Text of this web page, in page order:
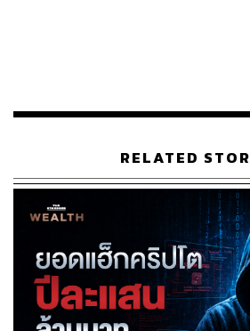
เห็นข้อความคำเตือนได้อย่างชัดเจน พ
ประเมินความเหมาะสมในการลงทุน แ
กำหนดสัดส่วนการลงทุนที่เหมาะสมก่
อีกทั้ง ผู้ประกอบธุรกิจจะต้องจัดให้ผู้
รับทราบความเสี่ยงดังกล่าวก่อนใช้บริ
2. วันที่ประกาศมีผลใช้บังคับ กำหนด
บังคับ 30 วันนับแต่วันที่ประกาศลงรา
ว่าจะมีผลใช้บังคับในช่วงกลางปี 2566
RELATED